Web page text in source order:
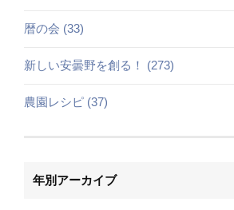
暦の会 (33)
新しい安曇野を創る！ (273)
農園レシピ (37)
年別アーカイブ